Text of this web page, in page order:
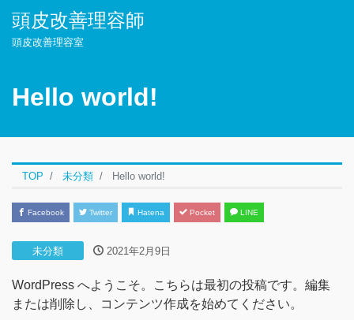
頭皮改善理容師
頭皮改善理容室
Hello world!
TOP 未分類 Hello world!
Facebook Twitter Hatena Pocket LINE
未分類 2021年2月9日
WordPress へようこそ。こちらは最初の投稿です。編集
または削除し、コンテンツ作成を始めてください。